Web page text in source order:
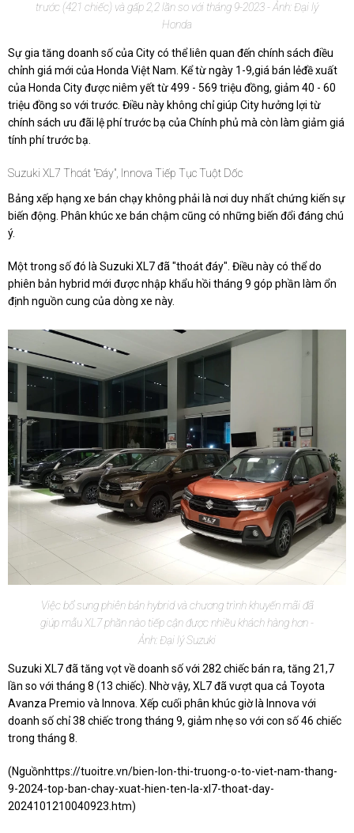
trước (421 chiếc) và gấp 2,2 lần so với tháng 9-2023 - Ảnh: Đại lý
Honda
Sự gia tăng doanh số của City có thể liên quan đến chính sách điều
chỉnh giá mới của Honda Việt Nam. Kể từ ngày 1-9,giá bán lẻđề xuất
của Honda City được niêm yết từ 499 - 569 triệu đồng, giảm 40 - 60
triệu đồng so với trước. Điều này không chỉ giúp City hưởng lợi từ
chính sách ưu đãi lệ phí trước bạ của Chính phủ mà còn làm giảm giá
tính phí trước bạ.
Suzuki XL7 Thoát "đáy", Innova Tiếp Tục Tuột Dốc
Bảng xếp hạng xe bán chạy không phải là nơi duy nhất chứng kiến sự
biến động. Phân khúc xe bán chậm cũng có những biến đổi đáng chú
ý.
Một trong số đó là Suzuki XL7 đã "thoát đáy". Điều này có thể do
phiên bản hybrid mới được nhập khẩu hồi tháng 9 góp phần làm ổn
định nguồn cung của dòng xe này.
Việc bổ sung phiên bản hybrid và chương trình khuyến mãi đã
giúp mẫu XL7 phần nào tiếp cận được nhiều khách hàng hơn -
Ảnh: Đại lý Suzuki
Suzuki XL7 đã tăng vọt về doanh số với 282 chiếc bán ra, tăng 21,7
lần so với tháng 8 (13 chiếc). Nhờ vậy, XL7 đã vượt qua cả Toyota
Avanza Premio và Innova. Xếp cuối phân khúc giờ là Innova với
doanh số chỉ 38 chiếc trong tháng 9, giảm nhẹ so với con số 46 chiếc
trong tháng 8.
(Nguồnhttps://tuoitre.vn/bien-lon-thi-truong-o-to-viet-nam-thang-
9-2024-top-ban-chay-xuat-hien-ten-la-xl7-thoat-day-
2024101210040923.htm)